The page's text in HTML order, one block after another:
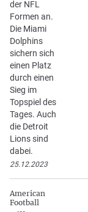
der NFL
Formen an.
Die Miami
Dolphins
sichern sich
einen Platz
durch einen
Sieg im
Topspiel des
Tages. Auch
die Detroit
Lions sind
dabei.
25.12.2023
American
Football